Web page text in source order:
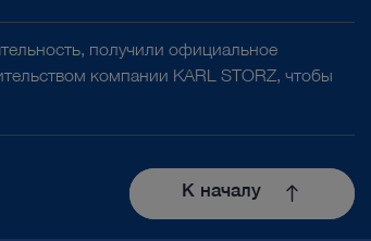
получили официальное
компании KARL STORZ, чтобы
К началу